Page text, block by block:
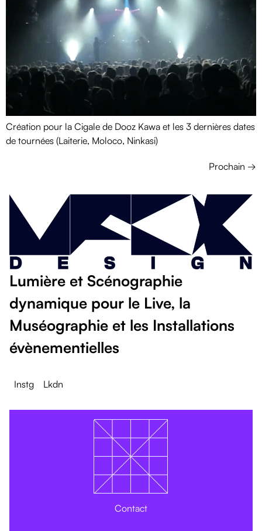
Création pour la Cigale de Dooz Kawa et les 3 dernières dates
de tournées (Laiterie, Moloco, Ninkasi)
Prochain →
Lumière et Scénographie
dynamique pour le Live, la
Muséographie et les Installations
évènementielles
Instg Lkdn
Contact